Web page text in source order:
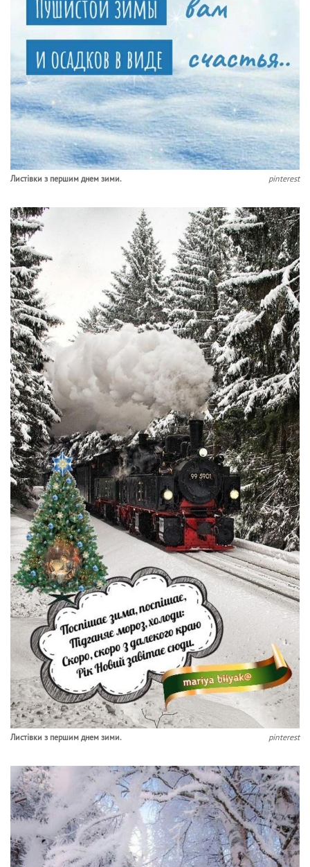
Листівки з першим днем зими. pinterest
Листівки з першим днем зими. pinterest